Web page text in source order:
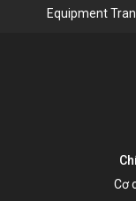
Equipment
Cơ